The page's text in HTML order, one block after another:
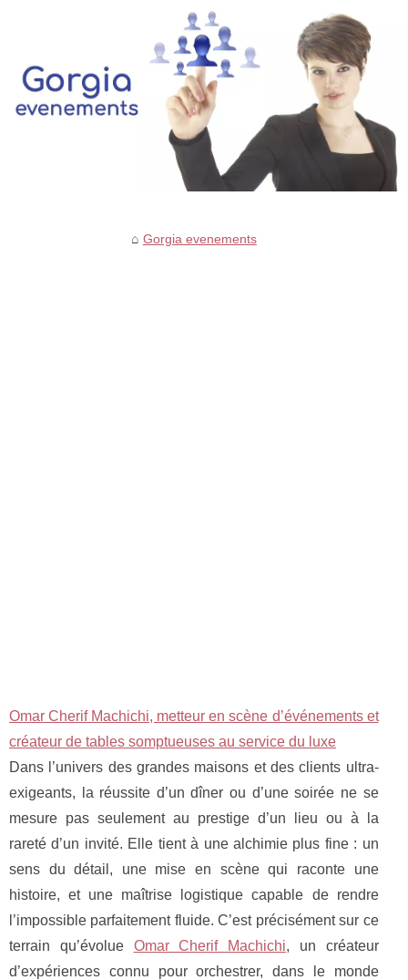
Gorgia evenements
Omar Cherif Machichi, metteur en scène d’événements et
créateur de tables somptueuses au service du luxe
Dans l’univers des grandes maisons et des clients ultra-
exigeants, la réussite d’un dîner ou d’une soirée ne se
mesure pas seulement au prestige d’un lieu ou à la
rareté d’un invité. Elle tient à une alchimie plus fine : un
sens du détail, une mise en scène qui raconte une
histoire, et une maîtrise logistique capable de rendre
l’impossible parfaitement fluide. C’est précisément sur ce
terrain qu’évolue Omar Cherif Machichi, un créateur
d’expériences connu pour orchestrer, dans le monde